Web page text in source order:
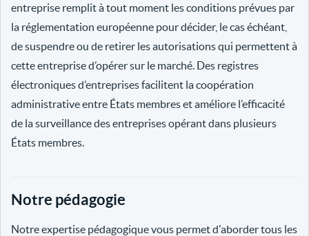
entreprise remplit à tout moment les conditions prévues par
la réglementation européenne pour décider, le cas échéant,
de suspendre ou de retirer les autorisations qui permettent à
cette entreprise d’opérer sur le marché. Des registres
électroniques d’entreprises facilitent la coopération
administrative entre États membres et améliore l’efficacité
de la surveillance des entreprises opérant dans plusieurs
États membres.
Notre pédagogie
Notre expertise pédagogique vous permet d'aborder tous les